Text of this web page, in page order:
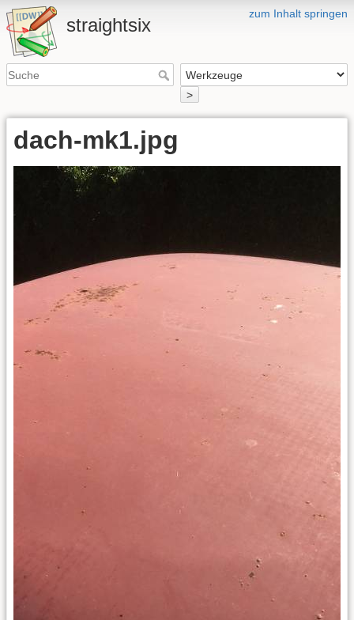
zum Inhalt springen
straightsix
>
dach-mk1.jpg